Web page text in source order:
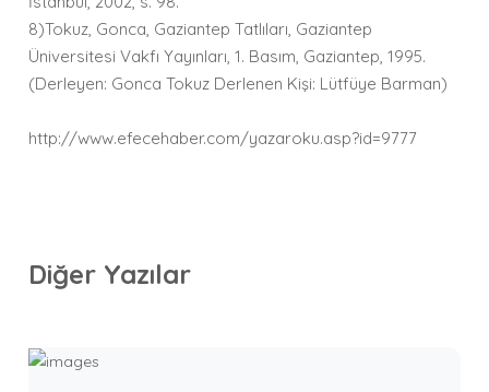
8)Tokuz, Gonca, Gaziantep Tatlıları, Gaziantep
Üniversitesi Vakfı Yayınları, 1. Basım, Gaziantep, 1995.
(Derleyen: Gonca Tokuz Derlenen Kişi: Lütfüye Barman)
http://www.efecehaber.com/yazaroku.asp?id=9777
Diğer Yazılar